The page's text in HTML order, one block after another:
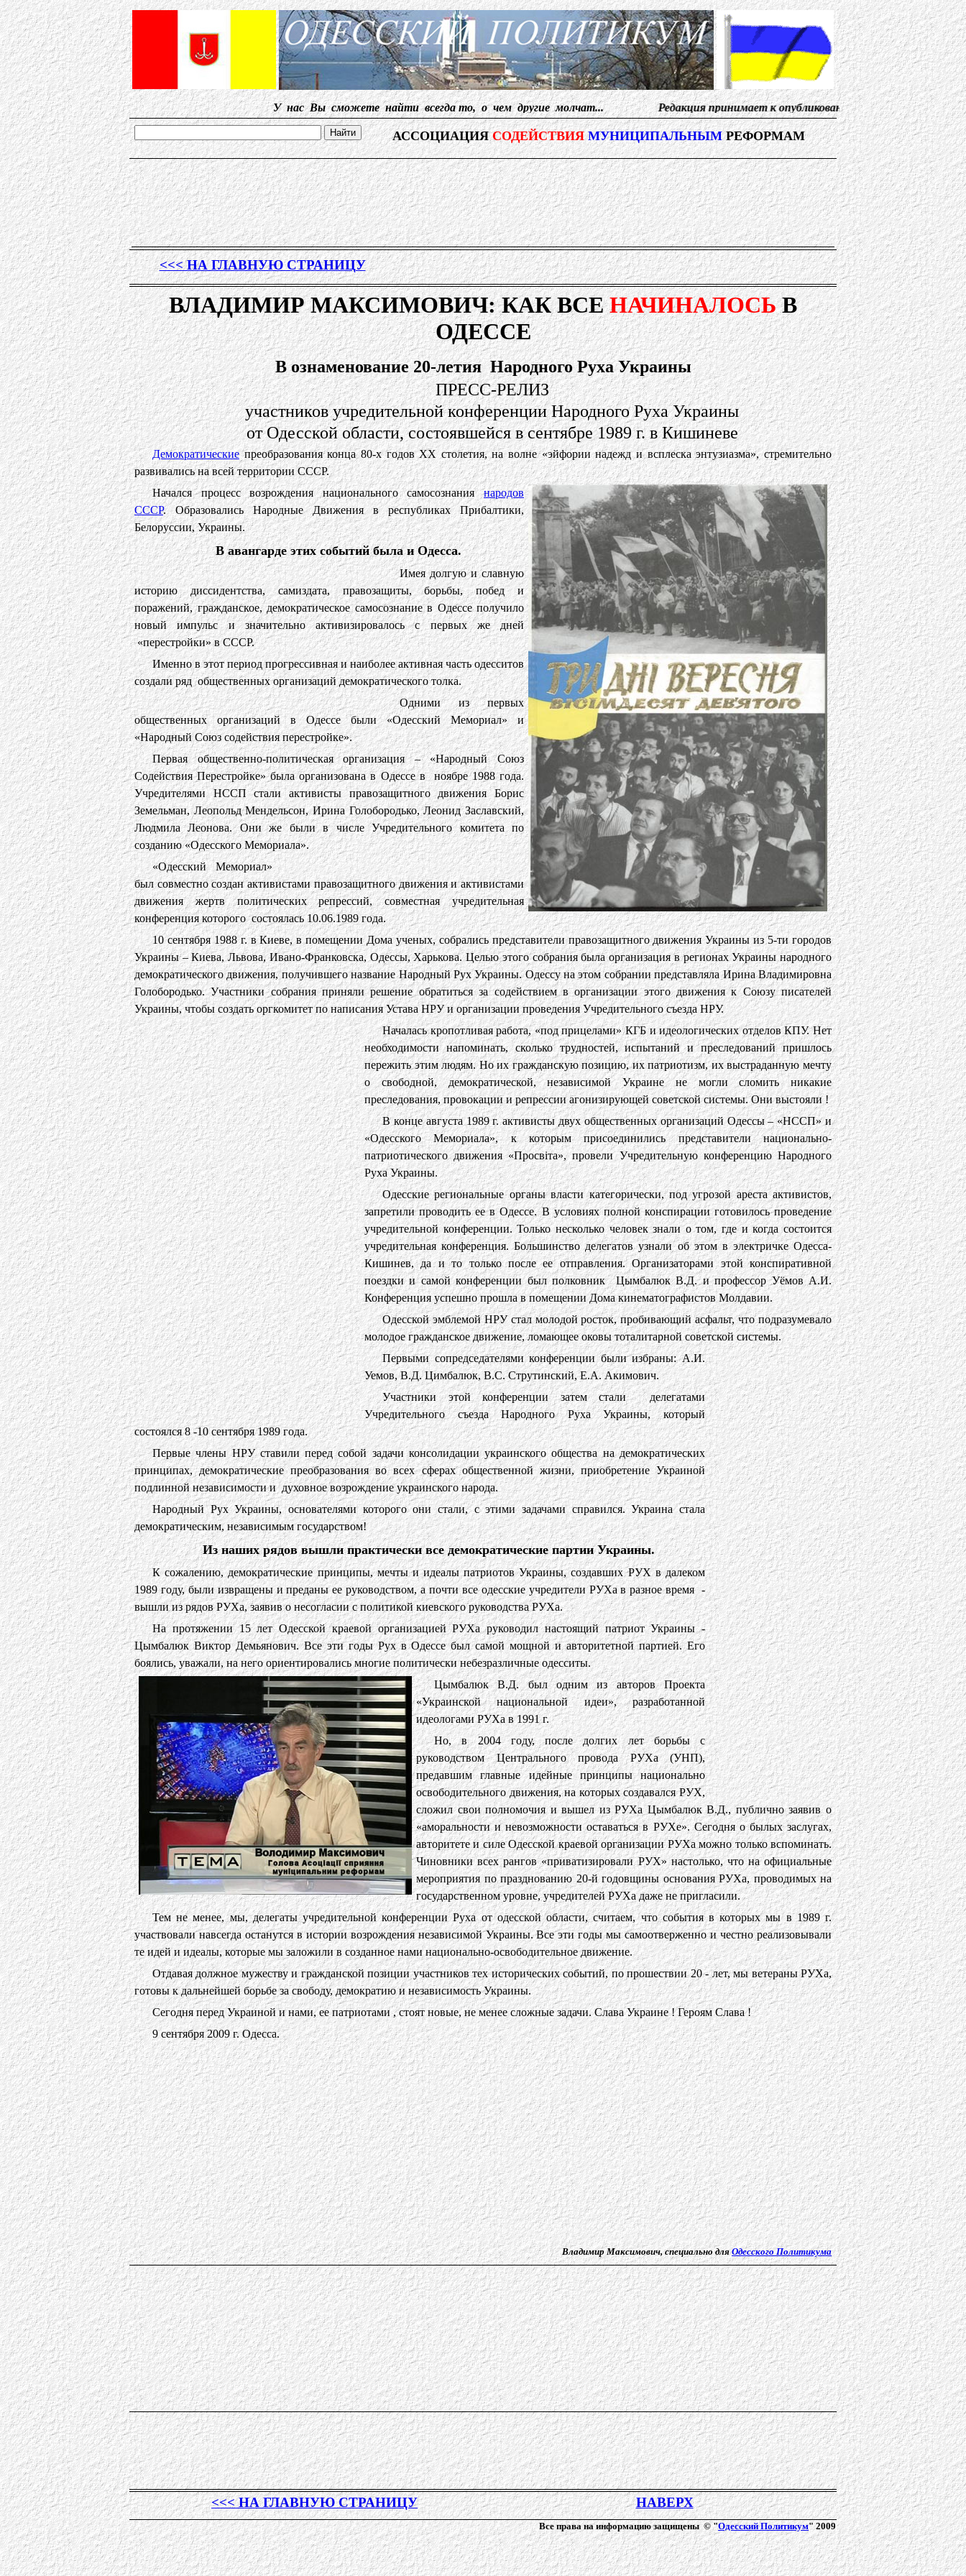
У нас Вы сможете найти всегда то, о чем другие молчат... Редакция принимает к опубликованию материалы, от солидарных с
АССОЦИАЦИЯСОДЕЙСТВИЯ МУНИЦИПАЛЬНЫМРЕФОРМАМ
<<< НА ГЛАВНУЮ СТРАНИЦУ
ВЛАДИМИР МАКСИМОВИЧ: КАК ВСЕНАЧИНАЛОСЬВ
ОДЕССЕ
В ознаменование 20-летия Народного Руха Украины
ПРЕСС-РЕЛИЗ
участников учредительной конференции Народного Руха Украины
от Одесской области, состоявшейся в сентябре 1989 г. в Кишиневе
Демократическиепреобразования конца 80-х годов ХХ столетия, на волне «эйфории надежд и всплеска энтузиазма», стремительно
развивались на всей территории СССР.
Начался процесс возрождения национального самосознаниянародов
СССР. Образовались Народные Движения в республиках Прибалтики,
Белоруссии, Украины.
В авангарде этих событий была и Одесса.
Имея долгую и славную
историю диссидентства, самиздата, правозащиты, борьбы, побед и
поражений, гражданское, демократическое самосознание в Одессе получило
новый импульс и значительно активизировалось с первых же дней
«перестройки» в СССР.
Именно в этот период прогрессивная и наиболее активная часть одесситов
создали ряд общественных организаций демократического толка.
Одними из первых
общественных организаций в Одессе были «Одесский Мемориал» и
«Народный Союз содействия перестройке».
Первая общественно-политическая организация – «Народный Союз
Содействия Перестройке» была организована в Одессе в ноябре 1988 года.
Учредителями НССП стали активисты правозащитного движения Борис
Земельман, Леопольд Мендельсон, Ирина Голобородько, Леонид Заславский,
Людмила Леонова. Они же были в числе Учредительного комитета по
созданию «Одесского Мемориала».
«Одесский Мемориал»
был совместно создан активистами правозащитного движения и активистами
движения жертв политических репрессий, совместная учредительная
конференция которого состоялась 10.06.1989 года.
10 сентября 1988 г. в Киеве, в помещении Дома ученых, собрались представители правозащитного движения Украины из 5-ти городов
Украины – Киева, Львова, Ивано-Франковска, Одессы, Харькова. Целью этого собрания была организация в регионах Украины народного
демократического движения, получившего название Народный Рух Украины. Одессу на этом собрании представляла Ирина Владимировна
Голобородько. Участники собрания приняли решение обратиться за содействием в организации этого движения к Союзу писателей
Украины, чтобы создать оргкомитет по написания Устава НРУ и организации проведения Учредительного съезда НРУ.
Началась кропотливая работа, «под прицелами» КГБ и идеологических отделов КПУ. Нет
необходимости напоминать, сколько трудностей, испытаний и преследований пришлось
пережить этим людям. Но их гражданскую позицию, их патриотизм, их выстраданную мечту
о свободной, демократической, независимой Украине не могли сломить никакие
преследования, провокации и репрессии агонизирующей советской системы. Они выстояли !
В конце августа 1989 г. активисты двух общественных организаций Одессы – «НССП» и
«Одесского Мемориала», к которым присоединились представители национально-
патриотического движения «Просвіта», провели Учредительную конференцию Народного
Руха Украины.
Одесские региональные органы власти категорически, под угрозой ареста активистов,
запретили проводить ее в Одессе. В условиях полной конспирации готовилось проведение
учредительной конференции. Только несколько человек знали о том, где и когда состоится
учредительная конференция. Большинство делегатов узнали об этом в электричке Одесса-
Кишинев, да и то только после ее отправления. Организаторами этой конспиративной
поездки и самой конференции был полковник Цымбалюк В.Д. и профессор Уёмов А.И.
Конференция успешно прошла в помещении Дома кинематографистов Молдавии.
Одесской эмблемой НРУ стал молодой росток, пробивающий асфальт, что подразумевало
молодое гражданское движение, ломающее оковы тоталитарной советской системы.
Первыми сопредседателями конференции были избраны: А.И.
Уемов, В.Д. Цимбалюк, В.С. Струтинский, Е.А. Акимович.
Участники этой конференции затем стали делегатами
Учредительного съезда Народного Руха Украины, который
состоялся 8 -10 сентября 1989 года.
Первые члены НРУ ставили перед собой задачи консолидации украинского общества на демократических
принципах, демократические преобразования во всех сферах общественной жизни, приобретение Украиной
подлинной независимости и духовное возрождение украинского народа.
Народный Рух Украины, основателями которого они стали, с этими задачами справился. Украина стала
демократическим, независимым государством!
Из наших рядов вышли практически все демократические партии Украины.
К сожалению, демократические принципы, мечты и идеалы патриотов Украины, создавших РУХ в далеком
1989 году, были извращены и преданы ее руководством, а почти все одесские учредители РУХа в разное время -
вышли из рядов РУХа, заявив о несогласии с политикой киевского руководства РУХа.
На протяжении 15 лет Одесской краевой организацией РУХа руководил настоящий патриот Украины -
Цымбалюк Виктор Демьянович. Все эти годы Рух в Одессе был самой мощной и авторитетной партией. Его
боялись, уважали, на него ориентировались многие политически небезразличные одесситы.
Цымбалюк В.Д. был одним из авторов Проекта
«Украинской национальной идеи», разработанной
идеологами РУХа в 1991 г.
Но, в 2004 году, после долгих лет борьбы с
руководством Центрального провода РУХа (УНП),
предавшим главные идейные принципы национально
освободительного движения, на которых создавался РУХ,
сложил свои полномочия и вышел из РУХа Цымбалюк В.Д., публично заявив о
«аморальности и невозможности оставаться в РУХе». Сегодня о былых заслугах,
авторитете и силе Одесской краевой организации РУХа можно только вспоминать.
Чиновники всех рангов «приватизировали РУХ» настолько, что на официальные
мероприятия по празднованию 20-й годовщины основания РУХа, проводимых на
государственном уровне, учредителей РУХа даже не пригласили.
Тем не менее, мы, делегаты учредительной конференции Руха от одесской области, считаем, что события в которых мы в 1989 г.
участвовали навсегда останутся в истории возрождения независимой Украины. Все эти годы мы самоотверженно и честно реализовывали
те идей и идеалы, которые мы заложили в созданное нами национально-освободительное движение.
Отдавая должное мужеству и гражданской позиции участников тех исторических событий, по прошествии 20 - лет, мы ветераны РУХа,
готовы к дальнейшей борьбе за свободу, демократию и независимость Украины.
Сегодня перед Украиной и нами, ее патриотами , стоят новые, не менее сложные задачи. Слава Украине ! Героям Слава !
9 сентября 2009 г. Одесса.
Владимир Максимович,специально дляОдесского Политикума
<<< НА ГЛАВНУЮ СТРАНИЦУ НАВЕРХ
Все права на информацию защищены © "Одесский Политикум" 2009